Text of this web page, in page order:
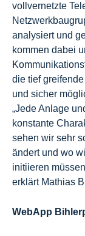
vollvernetzte
analysiert und
kommen dabei
die tief
und sicher
„Jede Anlage
konstante
sehen wir sehr
ändert und wo
initiieren
erklärt Mathias
WebApp